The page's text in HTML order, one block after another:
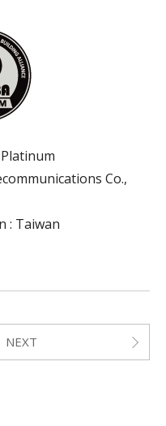
Co.,
: Taiwan
NEXT